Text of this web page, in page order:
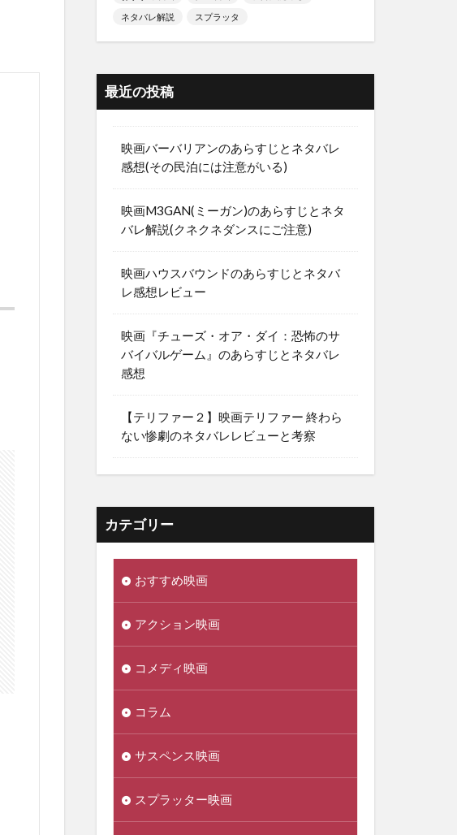
ネタバレ解説
スプラッタ
最近の投稿
映画バーバリアンのあらすじとネタバレ
感想(その民泊には注意がいる)
映画M3GAN(ミーガン)のあらすじとネタ
バレ解説(クネクネダンスにご注意)
映画ハウスバウンドのあらすじとネタバ
レ感想レビュー
映画『チューズ・オア・ダイ：恐怖のサ
バイバルゲーム』のあらすじとネタバレ
感想
【テリファー２】映画テリファー 終わら
ない惨劇のネタバレレビューと考察
カテゴリー
おすすめ映画
アクション映画
コメディ映画
コラム
サスペンス映画
スプラッター映画